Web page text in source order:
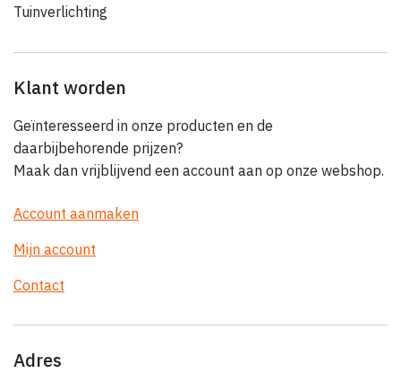
Tuinverlichting
Klant worden
Geïnteresseerd in onze producten en de
daarbijbehorende prijzen?
Maak dan vrijblijvend een account aan op onze webshop.
Account aanmaken
Mijn account
Contact
Adres